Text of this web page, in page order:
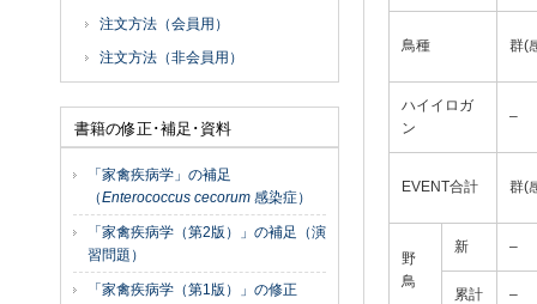
鳥種 群(
ハイイロガ
ン
–
EVENT合計 群(
野
鳥
新 –
累計 –
注文方法（会員用）
注文方法（非会員用）
書籍の修正･補足･資料
「家禽疾病学」の補足
（Enterococcus cecorum 感染症）
「家禽疾病学（第2版）」の補足（演
習問題）
「家禽疾病学（第1版）」の修正